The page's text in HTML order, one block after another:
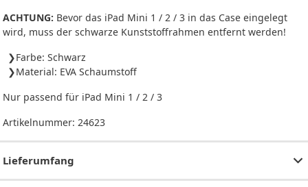
ACHTUNG: Bevor das iPad Mini 1 / 2 / 3 in das Case eingelegt
wird, muss der schwarze Kunststoffrahmen entfernt werden!
Farbe: Schwarz
Material: EVA Schaumstoff
Nur passend für iPad Mini 1 / 2 / 3
Artikelnummer: 24623
Lieferumfang